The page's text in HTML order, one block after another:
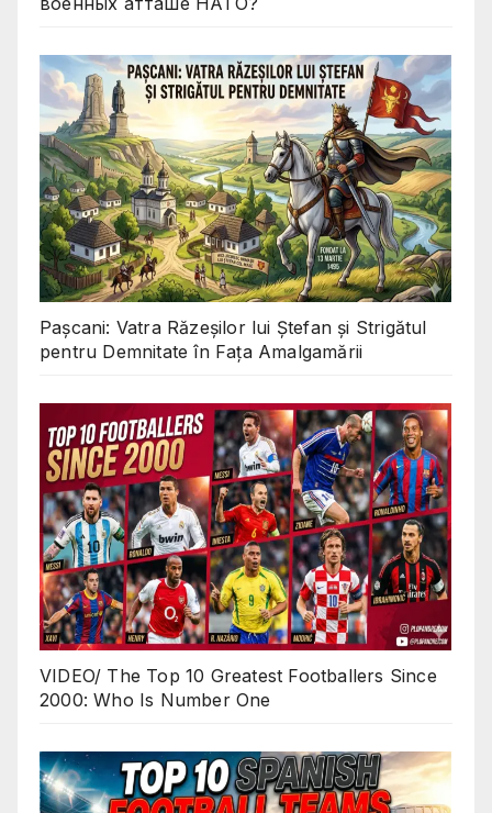
Pașcani: Vatra Răzeșilor lui Ștefan și Strigătul
pentru Demnitate în Fața Amalgamării
VIDEO/ The Top 10 Greatest Footballers Since
2000: Who Is Number One